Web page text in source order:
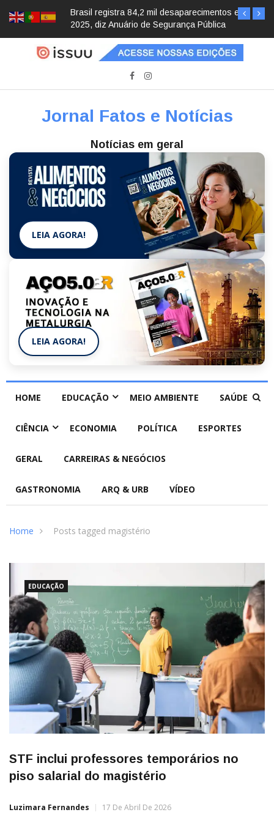
Brasil registra 84,2 mil desaparecimentos em
2025, diz Anuário de Segurança Pública
Jornal Fatos e Notícias
Notícias em geral
LEIA AGORA!
LEIA AGORA!
HOME EDUCAÇÃO MEIO AMBIENTE SAÚDE
CIÊNCIA ECONOMIA POLÍTICA ESPORTES
GERAL CARREIRAS & NEGÓCIOS
GASTRONOMIA ARQ & URB VÍDEO
Home Posts tagged magistério
EDUCAÇÃO
STF inclui professores temporários no
piso salarial do magistério
Luzimara Fernandes 17 De Abril De 2026